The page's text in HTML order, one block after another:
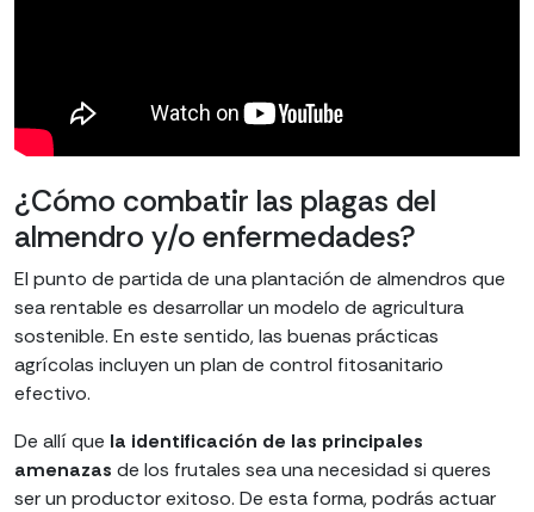
¿Cómo combatir las plagas del
almendro y/o enfermedades?
El punto de partida de una plantación de almendros que
sea rentable es desarrollar un modelo de agricultura
sostenible. En este sentido, las buenas prácticas
agrícolas incluyen un plan de control fitosanitario
efectivo.
De allí que la identificación de las principales
amenazas de los frutales sea una necesidad si queres
ser un productor exitoso. De esta forma, podrás actuar